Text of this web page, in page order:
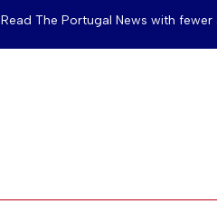
Read The Portugal News with